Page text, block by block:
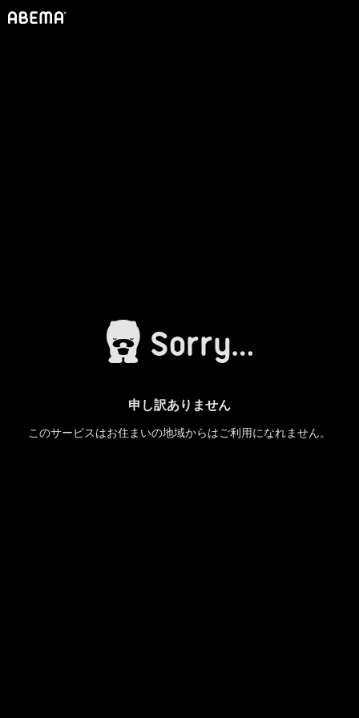
申し訳ありません
このサービスはお住まいの地域からはご利用になれません。